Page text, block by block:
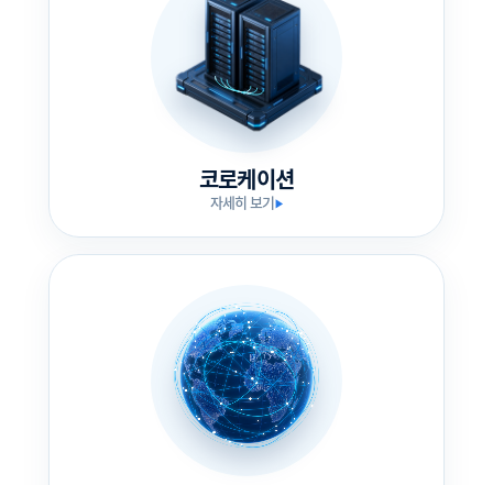
코로케이션
자세히 보기▶